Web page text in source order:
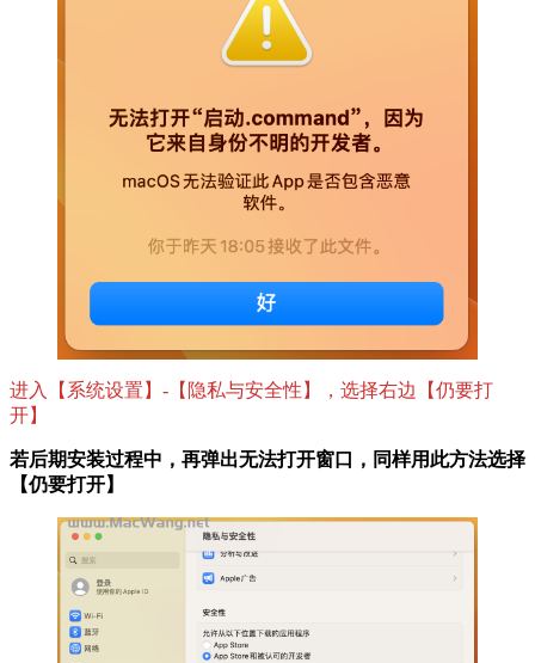
进入【系统设置】-【隐私与安全性】，选择右边【仍要打
开】
若后期安装过程中，再弹出无法打开窗口，同样用此方法选择
【仍要打开】